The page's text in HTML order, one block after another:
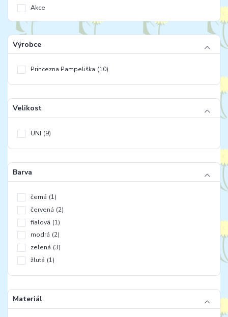
Akce
Výrobce
Princezna Pampeliška (10)
Velikost
UNI (9)
Barva
černá (1)
červená (2)
fialová (1)
modrá (2)
zelená (3)
žlutá (1)
Materiál